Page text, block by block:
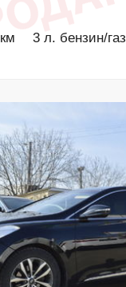
3 л. бензин/газ